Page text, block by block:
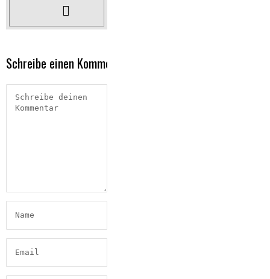
Schreibe einen Kommentar